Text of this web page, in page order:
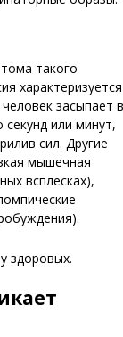
такого
характеризуется
засыпает в
или минут,
сил. Другие
мышечная
всплесках),
здоровых.